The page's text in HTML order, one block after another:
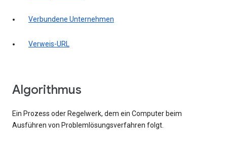
Verbundene Unternehmen
Verweis-URL
Algorithmus
Ein Prozess oder Regelwerk, dem ein Computer beim
Ausführen von Problemlösungsverfahren folgt.